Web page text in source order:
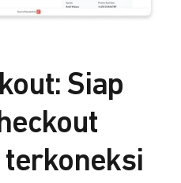
Siap
terkoneksi